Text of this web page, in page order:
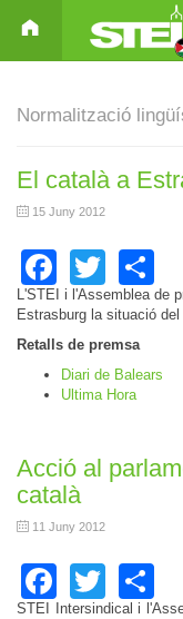
Normalització
El català a
15 Juny 2012
L'STEI i l'Assemblea de
Estrasburg la situació
Retalls de premsa
Diari de Balears
Ultima Hora
Acció al
català
11 Juny 2012
STEI Intersindical i